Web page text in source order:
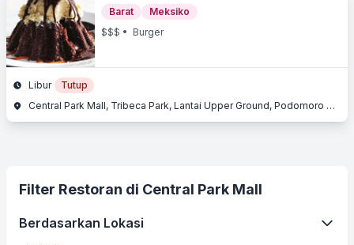
Barat
Meksiko
$$$ • Burger
Libur
Tutup
Central Park Mall, Tribeca Park, Lantai Upper Ground, Podomoro City, Jl. Letjend. S. Parman Kav. 28, Slipi, Jakarta Barat, Jakarta
Filter Restoran di Central Park Mall
Berdasarkan Lokasi